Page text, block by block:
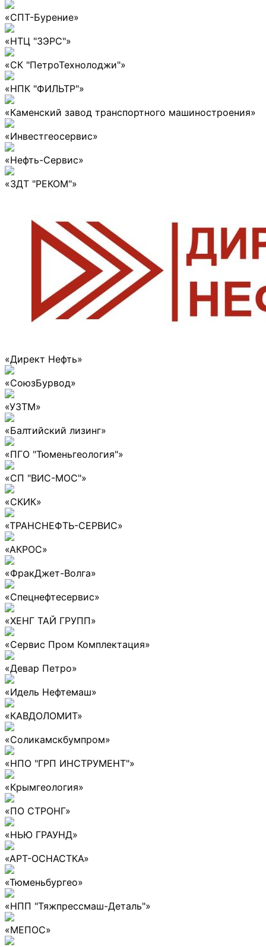
«СПТ-Бурение»
«НТЦ "ЗЭРС"»
«СК "ПетроТехнолоджи"»
«НПК "ФИЛЬТР"»
«Каменский завод транспортного машиностроения»
«Инвестгеосервис»
«Нефть-Сервис»
«ЗДТ "РЕКОМ"»
«Директ Нефть»
«СоюзБурвод»
«УЗТМ»
«Балтийский лизинг»
«ПГО "Тюменьгеология"»
«СП "ВИС-МОС"»
«СКИК»
«ТРАНСНЕФТЬ-СЕРВИС»
«АКРОС»
«ФракДжет-Волга»
«Спецнефтесервис»
«ХЕНГ ТАЙ ГРУПП»
«Сервис Пром Комплектация»
«Девар Петро»
«Идель Нефтемаш»
«КАВДОЛОМИТ»
«Соликамскбумпром»
«НПО "ГРП ИНСТРУМЕНТ"»
«Крымгеология»
«ПО СТРОНГ»
«НЬЮ ГРАУНД»
«АРТ-ОСНАСТКА»
«Тюменьбургео»
«НПП "Тяжпрессмаш-Деталь"»
«МЕПОС»